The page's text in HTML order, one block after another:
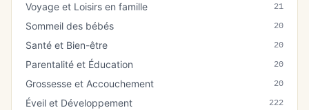
Voyage et Loisirs en famille 21
Sommeil des bébés 20
Santé et Bien-être 20
Parentalité et Éducation 20
Grossesse et Accouchement 20
Éveil et Développement 222